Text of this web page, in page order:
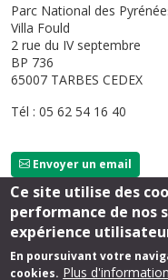
Parc National des
Villa Fould
2 rue du IV septembre
BP 736
65007 TARBES CEDEX
Tél : 05 62 54 16 40
Envoyer un email
Suivez-nous
Ce site utilise des
performance de nos
expérience
En poursuivant votre
cookies. Plus